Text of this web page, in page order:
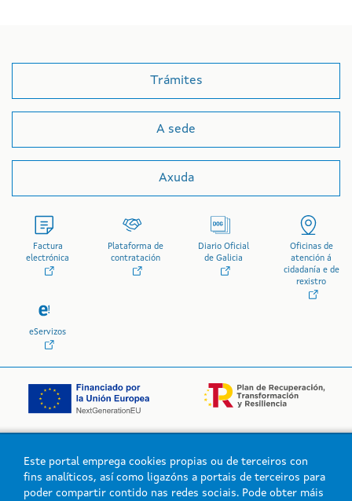
Trámites
A sede
Axuda
Factura
electrónica
Plataforma de
contratación
Diario Oficial
de Galicia
Oficinas de
atención á
cidadanía e de
rexistro
eServizos
Logo da Xunta de Galicia
Este portal emprega cookies propias ou de terceiros con
fins analíticos, así como ligazóns a portais de terceiros para
poder compartir contido nas redes sociais. Pode obter máis